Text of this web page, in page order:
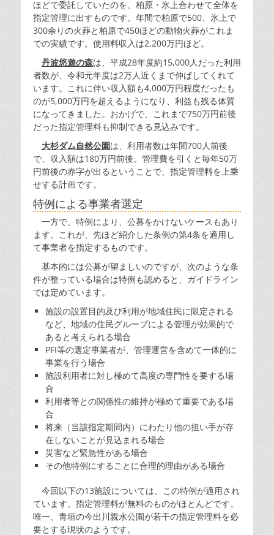
ほどで委託していたのを、柏原・氷上合わせて全体を
指定管理に出すものです。年間で柏原で500、氷上で
300余りの火葬と柏原で450ほどの動物火葬がこれま
での実績です。使用料収入は2,200万円ほど。
丹波悠遊の森は、平成28年度約15,000人だった利用
者数が、令和元年度は2万人近くまで伸ばしてくれて
います。これに伴い収入額も4,000万円程度だったも
のが5,000万円を超えるようになり、利益も残る体質
になってきました。おかげで、これまで750万円前後
だった指定管理料も抑制できる見込みです。
大杉ダム自然公園は、利用者数は年間700人前後
で、収入額は180万円前後。管理費を引くと毎年50万
円前後の赤字が出るということで、指定管理料を上乗
せする計画です。
特例による事業者選定
一方で、特例により、公募をかけないケースもあり
ます。これが、先ほど紹介した条例の第4条を適用し
て事業者を指定するものです。
基本的には公募が望ましいのですが、次のような条
件が整っている場合は特例も認めると、ガイドライン
では定めています。
施設の設置目的及び利用が地域住民に限定される
など、地域の住民グループによる管理が効果的で
あると考えられる場合
PFI等の選定事業者が、管理運営を含めて一体的に
事業を行う場合
施設利用者に対し極めて高度の専門性を要する場
合
利用者等との関係性の維持が極めて重要である場
合
将来（当該指定期間内）にわたり他の担い手が存
在しないことが見込まれる場合
災害など緊急性がある場合
その他特例にすることに合理的理由がある場合
今回以下の13施設については、この特例が適用され
ています。指定管理料が無料のものがほとんどです。
唯一、青垣の今出川親水公園が若干の指定管理料を必
要とする現状のようです。